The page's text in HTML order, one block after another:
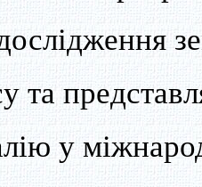
та
у